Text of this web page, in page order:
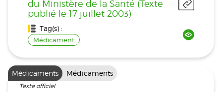
du Ministère de la Santé (Texte
publié le 17 juillet 2003)
Tag(s) :
Médicament
Médicaments Médicaments
Texte officiel